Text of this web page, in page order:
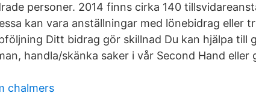
personer. 2014 finns cirka 140
kan vara anställningar med lönebidrag eller
Ditt bidrag gör skillnad Du kan hjälpa till
handla/skänka saker i vår Second Hand
chalmers